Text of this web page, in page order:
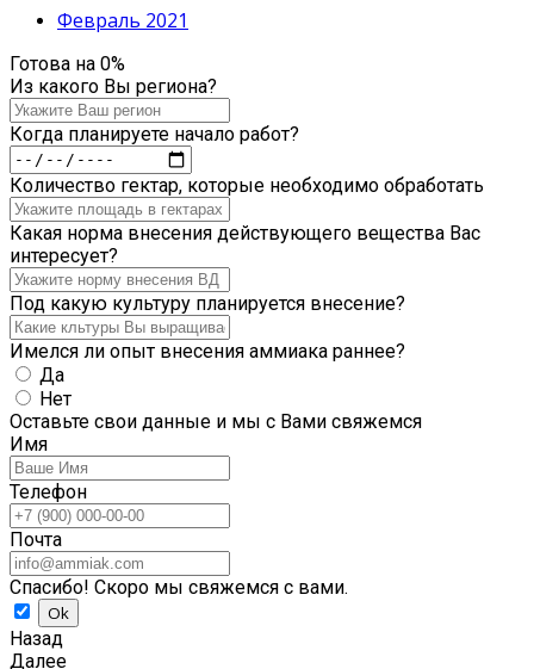
Февраль 2021
Готова на 0%
Из какого Вы региона?
Когда планируете начало работ?
Количество гектар, которые необходимо обработать
Какая норма внесения действующего вещества Вас
интересует?
Под какую культуру планируется внесение?
Имелся ли опыт внесения аммиака раннее?
Да
Нет
Оставьте свои данные и мы с Вами свяжемся
Имя
Телефон
Почта
Спасибо! Скоро мы свяжемся с вами.
Назад
Далее